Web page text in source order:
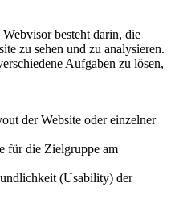
besteht darin, die
zu sehen und zu analysieren.
Aufgaben zu lösen,
der Website oder einzelner
für die Zielgruppe am
(Usability) der